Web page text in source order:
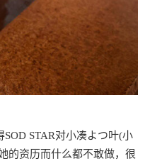
STAR对小凑よつ叶(小
的资历而什么都不敢做，很